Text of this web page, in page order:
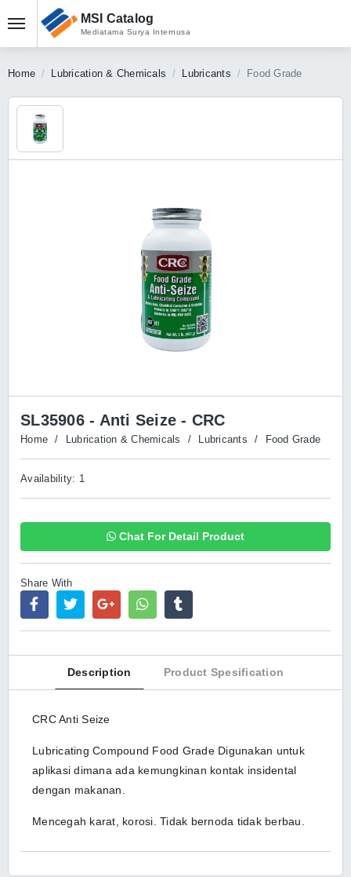
MSI Catalog
Mediatama Surya Internusa
Home Lubrication & Chemicals Lubricants Food Grade
SL35906 - Anti Seize - CRC
Home / Lubrication & Chemicals / Lubricants / Food Grade
Availability: 1
Chat For Detail Product
Share With
Description Product Spesification
CRC Anti Seize
Lubricating Compound Food Grade Digunakan untuk
aplikasi dimana ada kemungkinan kontak insidental
dengan makanan.
Mencegah karat, korosi. Tidak bernoda tidak berbau.